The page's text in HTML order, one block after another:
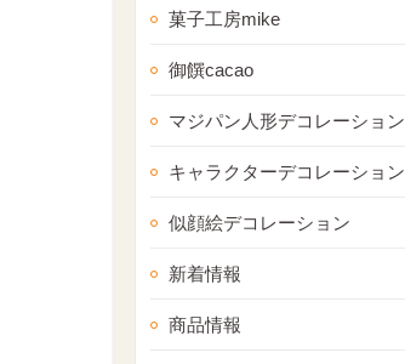
菓子工房mike
御饌cacao
マジパン人形デコレーション
キャラクターデコレーション
似顔絵デコレーション
新着情報
商品情報